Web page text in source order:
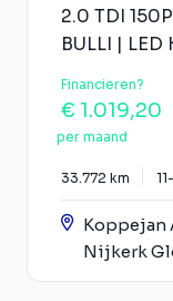
2.0 TDI
BULLI | LED
Financieren?
€ 1.019,20
per maand
33.772 km
Koppejan
Nijkerk